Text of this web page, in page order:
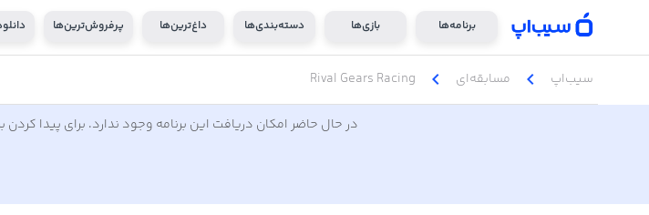
برنامه‌ها بازی‌ها دسته‌بندی‌ها داغ‌ترین‌ها پرفروش‌ترین‌ها
سیب‌اپ chevron_left مسابقه‌ای chevron_left
Rival Gears Racing
در حال حاضر امکان دریافت این برنامه وجود ندارد. برای پیدا